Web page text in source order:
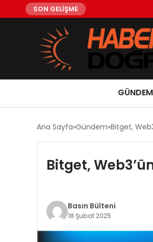
SON GELİŞME
GÜNDEM
Ana Sayfa Gündem Bitget,
Bitget,
Basın Bülteni
18 Şubat 2025